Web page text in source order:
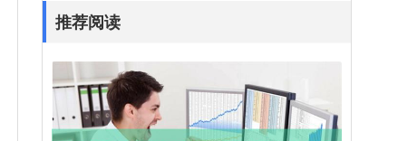
推荐阅读